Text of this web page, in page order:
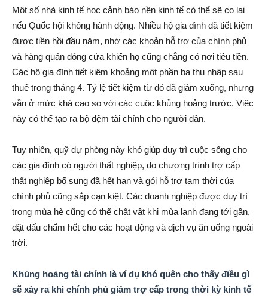
Một số nhà kinh tế học cảnh báo nền kinh tế có thể sẽ co lại
nếu Quốc hội không hành động. Nhiều hộ gia đình đã tiết kiệm
được tiền hồi đầu năm, nhờ các khoản hỗ trợ của chính phủ
và hàng quán đóng cửa khiến họ cũng chẳng có nơi tiêu tiền.
Các hộ gia đình tiết kiệm khoảng một phần ba thu nhập sau
thuế trong tháng 4. Tỷ lệ tiết kiệm từ đó đã giảm xuống, nhưng
vẫn ở mức khá cao so với các cuộc khủng hoảng trước. Việc
này có thể tạo ra bộ đệm tài chính cho người dân.
Tuy nhiên, quỹ dự phòng này khó giúp duy trì cuộc sống cho
các gia đình có người thất nghiệp, do chương trình trợ cấp
thất nghiệp bổ sung đã hết hạn và gói hỗ trợ tạm thời của
chính phủ cũng sắp cạn kiệt. Các doanh nghiệp được duy trì
trong mùa hè cũng có thể chật vật khi mùa lạnh đang tới gần,
đặt dấu chấm hết cho các hoạt động và dịch vụ ăn uống ngoài
trời.
Khủng hoảng tài chính là ví dụ khó quên cho thấy điều gì
sẽ xảy ra khi chính phủ giảm trợ cấp trong thời kỳ kinh tế